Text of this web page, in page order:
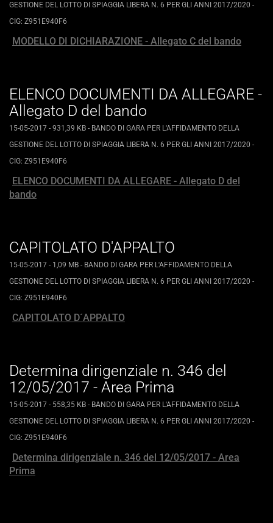
GESTIONE DEL LOTTO DI SPIAGGIA LIBERA N. 6 PER GLI ANNI 2017/2020 -
CIG: Z951E940F6
MODELLO DI DICHIARAZIONE - Allegato C del bando
ELENCO DOCUMENTI DA ALLEGARE -
Allegato D del bando
15-05-2017 - 931,39 KB - BANDO DI GARA PER L'AFFIDAMENTO DELLA
GESTIONE DEL LOTTO DI SPIAGGIA LIBERA N. 6 PER GLI ANNI 2017/2020 -
CIG: Z951E940F6
ELENCO DOCUMENTI DA ALLEGARE - Allegato D del
bando
CAPITOLATO D'APPALTO
15-05-2017 - 1,09 MB - BANDO DI GARA PER L'AFFIDAMENTO DELLA
GESTIONE DEL LOTTO DI SPIAGGIA LIBERA N. 6 PER GLI ANNI 2017/2020 -
CIG: Z951E940F6
CAPITOLATO D´APPALTO
Determina dirigenziale n. 346 del
12/05/2017 - Area Prima
15-05-2017 - 558,35 KB - BANDO DI GARA PER L'AFFIDAMENTO DELLA
GESTIONE DEL LOTTO DI SPIAGGIA LIBERA N. 6 PER GLI ANNI 2017/2020 -
CIG: Z951E940F6
Determina dirigenziale n. 346 del 12/05/2017 - Area
Prima